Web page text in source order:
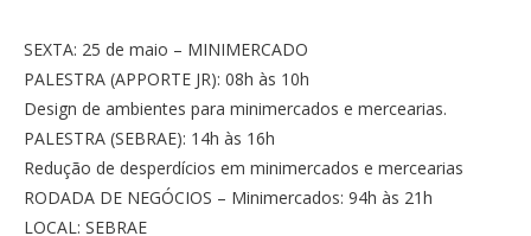
SEXTA: 25 de maio – MINIMERCADO
PALESTRA (APPORTE JR): 08h às 10h
Design de ambientes para minimercados e mercearias.
PALESTRA (SEBRAE): 14h às 16h
Redução de desperdícios em minimercados e mercearias
RODADA DE NEGÓCIOS – Minimercados: 94h às 21h
LOCAL: SEBRAE